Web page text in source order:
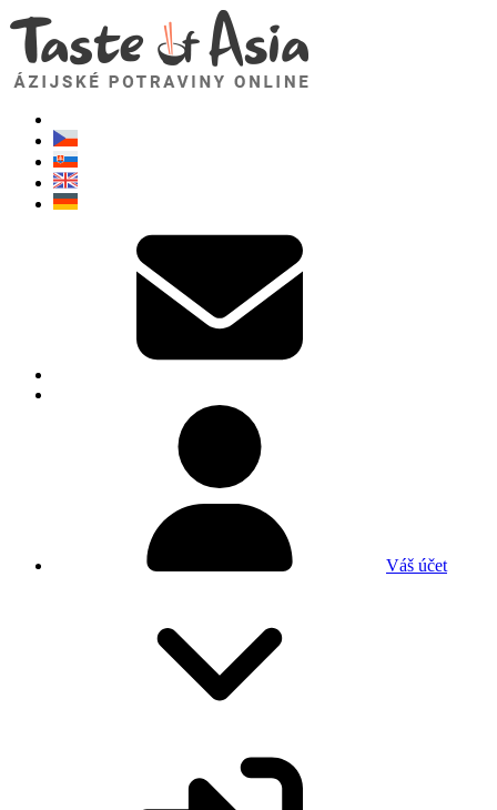
Váš účet
TasteOfAsia.sk
Neváhajte sa opýtať. Som tu pre vás!